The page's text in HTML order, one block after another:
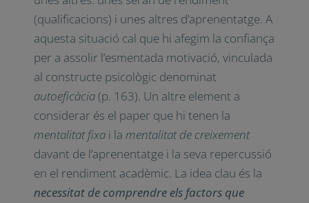
(qualificacions) i unes altres d’aprenentatge. A
aquesta situació cal que hi afegim la confiança
per a assolir l’esmentada motivació, vinculada
al constructe psicològic denominat
autoeficàcia(p. 163). Un altre element a
considerar és el paper que hi tenen la
mentalitat fixa i lamentalitat de creixement
davant de l’aprenentatge i la seva repercussió
en el rendiment acadèmic. La idea clau és la
necessitat de comprendre els factors que